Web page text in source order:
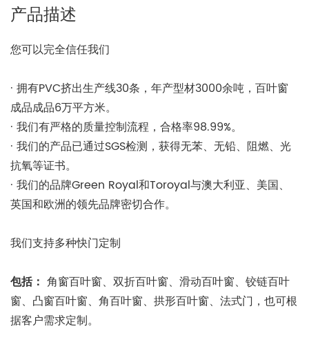
产品描述
您可以完全信任我们
· 拥有PVC挤出生产线30条，年产型材3000余吨，百叶窗
成品成品6万平方米。
· 我们有严格的质量控制流程，合格率98.99%。
· 我们的产品已通过SGS检测，获得无苯、无铅、阻燃、光
抗氧等证书。
· 我们的品牌Green Royal和Toroyal与澳大利亚、美国、
英国和欧洲的领先品牌密切合作。
我们支持多种快门定制
包括： 角窗百叶窗、双折百叶窗、滑动百叶窗、铰链百叶
窗、凸窗百叶窗、角百叶窗、拱形百叶窗、法式门，也可根
据客户需求定制。